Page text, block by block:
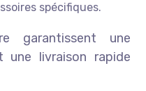
spécifiques.
garantissent une
une livraison rapide